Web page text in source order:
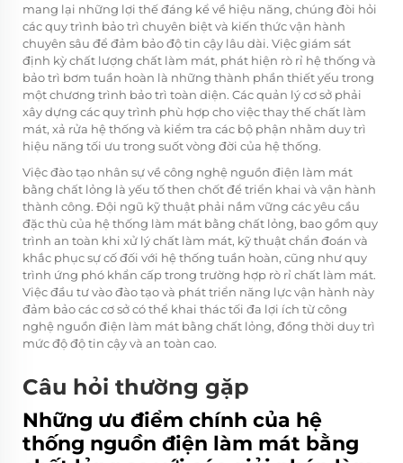
mang lại những lợi thế đáng kể về hiệu năng, chúng đòi hỏi
các quy trình bảo trì chuyên biệt và kiến thức vận hành
chuyên sâu để đảm bảo độ tin cậy lâu dài. Việc giám sát
định kỳ chất lượng chất làm mát, phát hiện rò rỉ hệ thống và
bảo trì bơm tuần hoàn là những thành phần thiết yếu trong
một chương trình bảo trì toàn diện. Các quản lý cơ sở phải
xây dựng các quy trình phù hợp cho việc thay thế chất làm
mát, xả rửa hệ thống và kiểm tra các bộ phận nhằm duy trì
hiệu năng tối ưu trong suốt vòng đời của hệ thống.
Việc đào tạo nhân sự về công nghệ nguồn điện làm mát
bằng chất lỏng là yếu tố then chốt để triển khai và vận hành
thành công. Đội ngũ kỹ thuật phải nắm vững các yêu cầu
đặc thù của hệ thống làm mát bằng chất lỏng, bao gồm quy
trình an toàn khi xử lý chất làm mát, kỹ thuật chẩn đoán và
khắc phục sự cố đối với hệ thống tuần hoàn, cũng như quy
trình ứng phó khẩn cấp trong trường hợp rò rỉ chất làm mát.
Việc đầu tư vào đào tạo và phát triển năng lực vận hành này
đảm bảo các cơ sở có thể khai thác tối đa lợi ích từ công
nghệ nguồn điện làm mát bằng chất lỏng, đồng thời duy trì
mức độ độ tin cậy và an toàn cao.
Câu hỏi thường gặp
Những ưu điểm chính của hệ
thống nguồn điện làm mát bằng